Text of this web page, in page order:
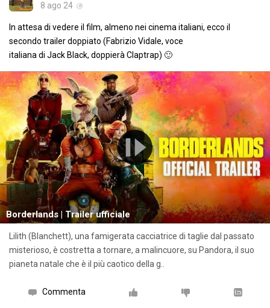
8 ago 24
In attesa di vedere il film, almeno nei cinema italiani, ecco il
secondo trailer doppiato (Fabrizio Vidale, voce
italiana di Jack Black, doppierà Claptrap) 🙂
Borderlands | Trailer ufficiale
Lilith (Blanchett), una famigerata cacciatrice di taglie dal passato
misterioso, è costretta a tornare, a malincuore, su Pandora, il suo
pianeta natale che è il più caotico della g..
Commenta